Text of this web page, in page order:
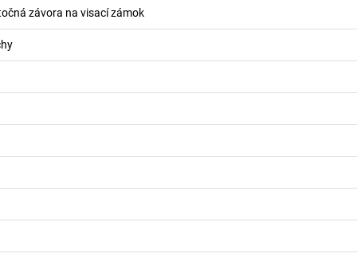
závora na visací zámok